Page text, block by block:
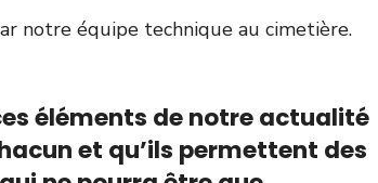
notre équipe technique au cimetière.
éléments de notre actualité
et qu’ils permettent des